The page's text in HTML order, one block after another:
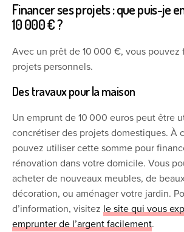
Financer ses projets : que puis-je
10 000 € ?
Avec un prêt de 10 000 €, vous pouvez
projets personnels.
Des travaux pour la maison
Un emprunt de 10 000 euros peut être
concrétiser des projets domestiques. À
pouvez utiliser cette somme pour
rénovation dans votre domicile. Vous
acheter de nouveaux meubles, de
décoration, ou aménager votre jardin.
d’information, visitezle site qui vous
emprunter de l’argent facilement.